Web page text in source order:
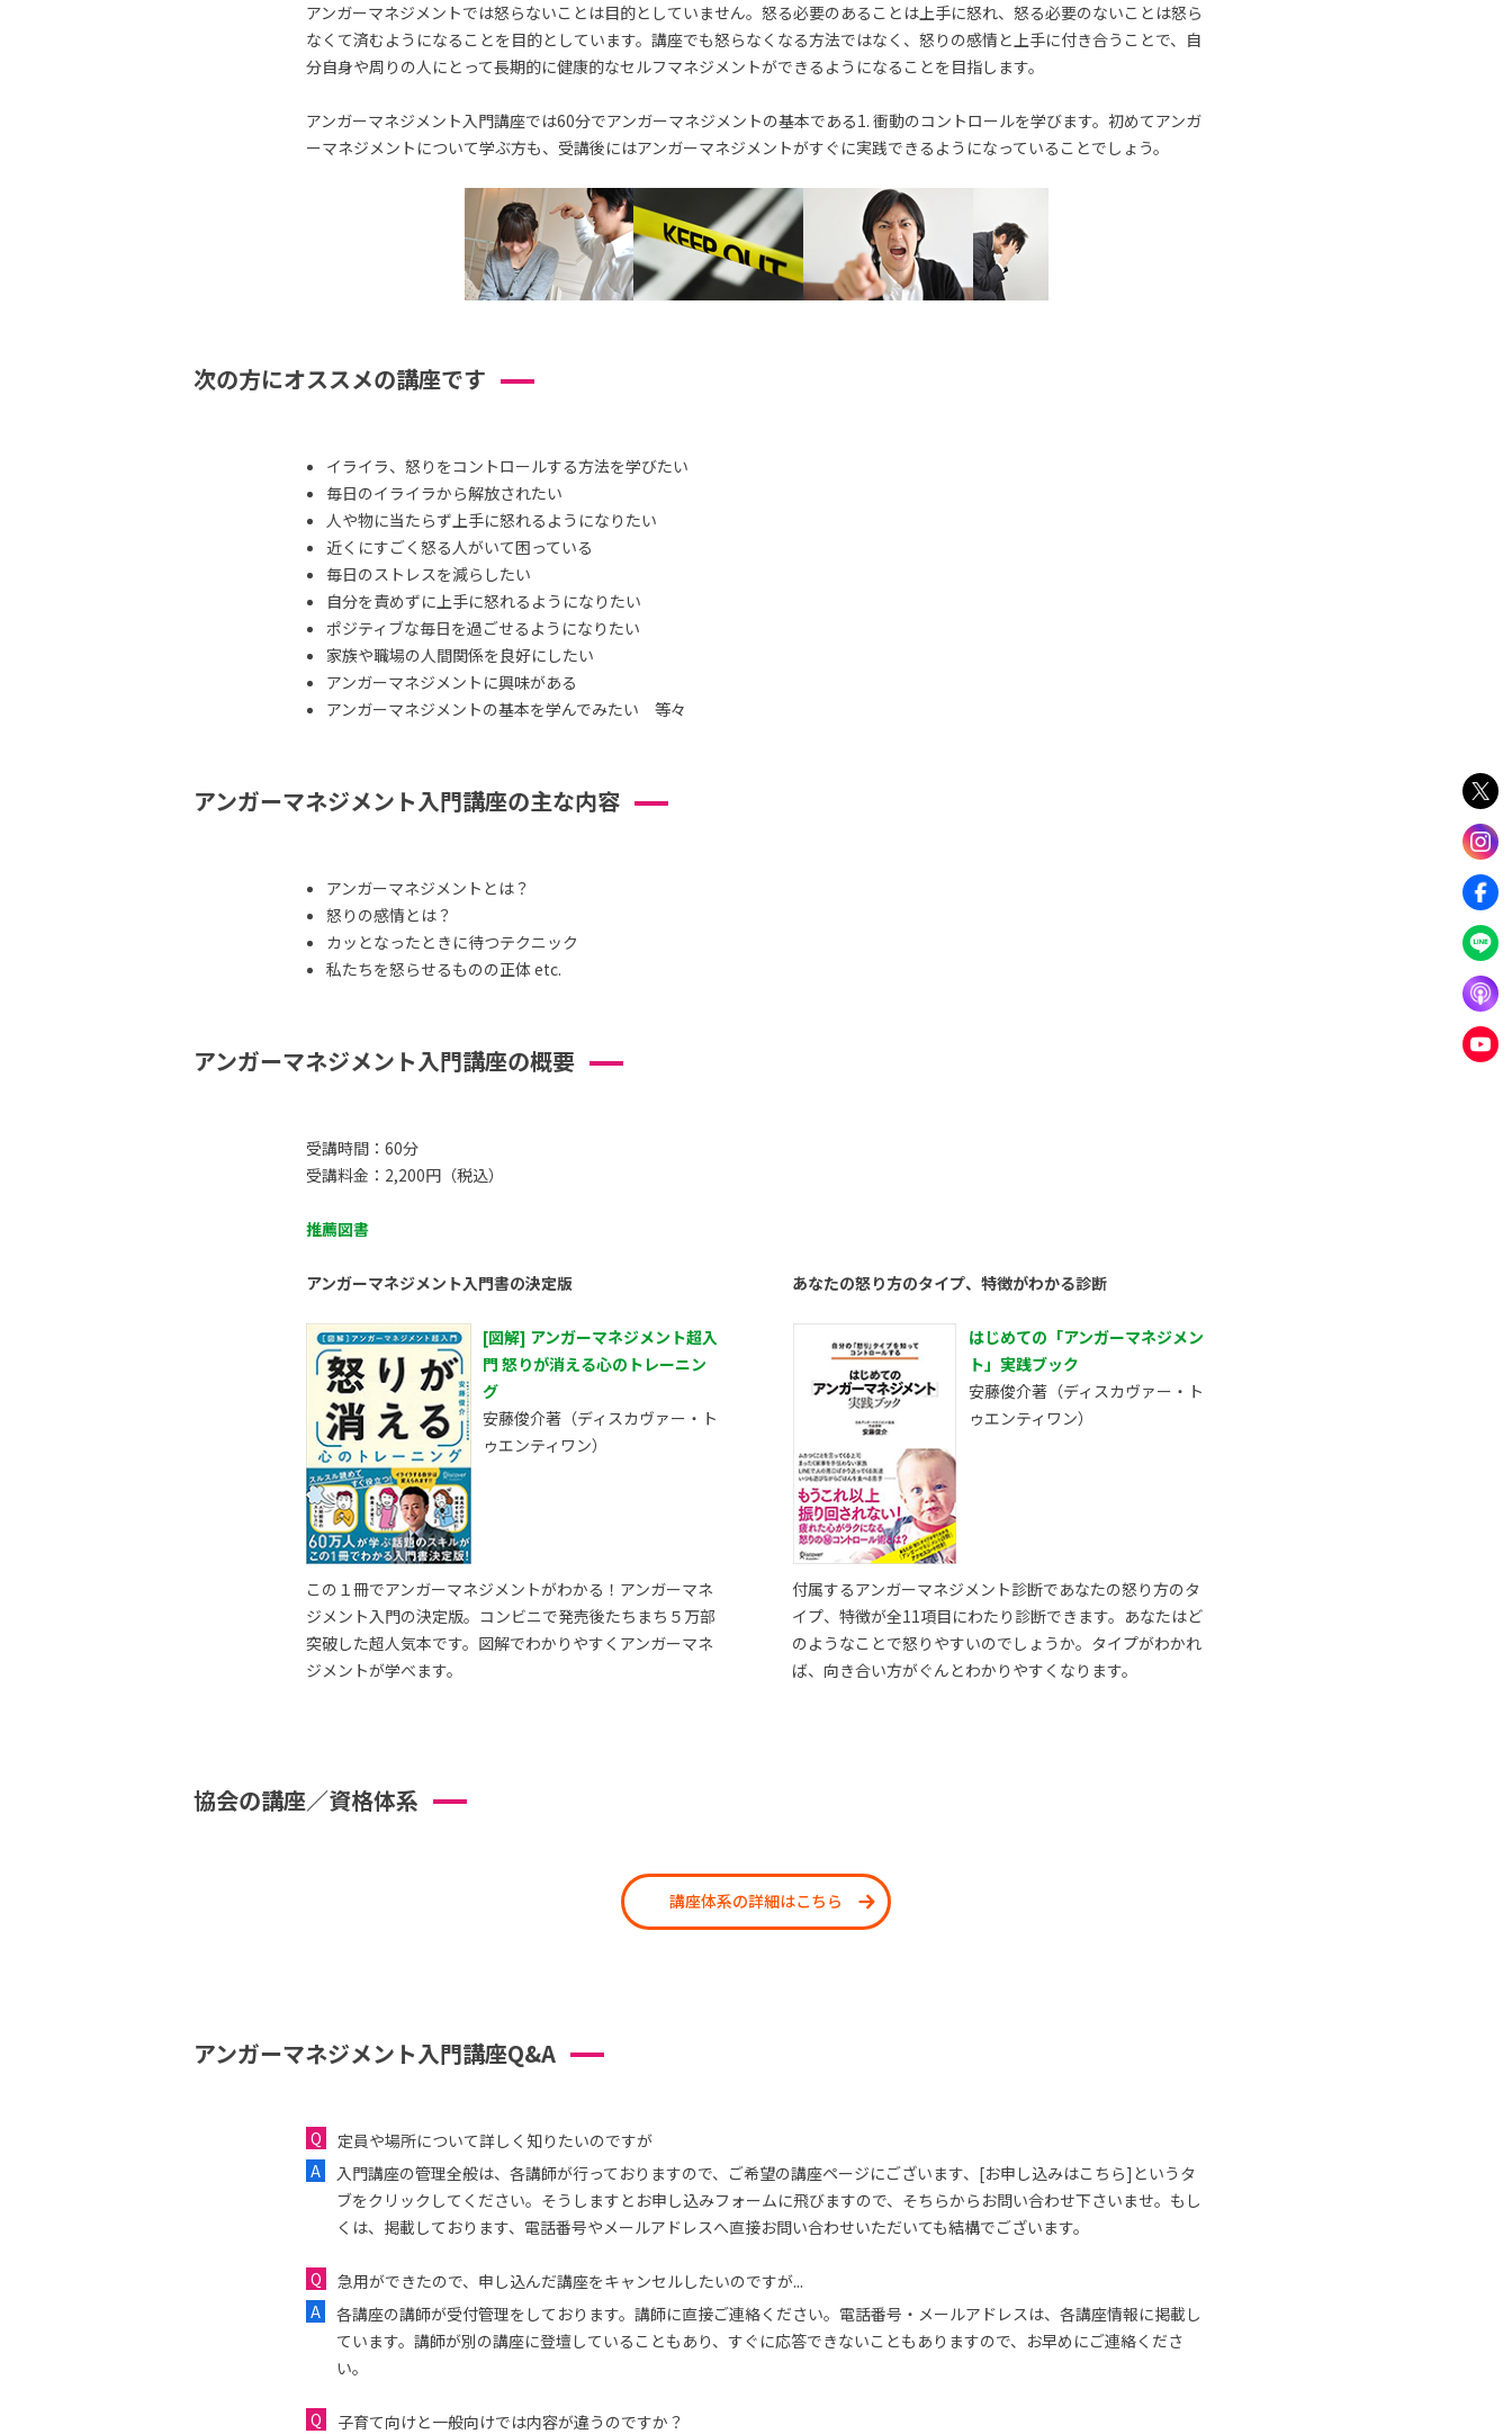
アンガーマネジメントでは怒らないことは目的としていません。怒る必要のあることは上手に怒れ、怒る必要のないことは怒ら
なくて済むようになることを目的としています。講座でも怒らなくなる方法ではなく、怒りの感情と上手に付き合うことで、自
分自身や周りの人にとって長期的に健康的なセルフマネジメントができるようになることを目指します。
アンガーマネジメント入門講座では60分でアンガーマネジメントの基本である1. 衝動のコントロールを学びます。初めてアンガ
ーマネジメントについて学ぶ方も、受講後にはアンガーマネジメントがすぐに実践できるようになっていることでしょう。
次の方にオススメの講座です
イライラ、怒りをコントロールする方法を学びたい
毎日のイライラから解放されたい
人や物に当たらず上手に怒れるようになりたい
近くにすごく怒る人がいて困っている
毎日のストレスを減らしたい
自分を責めずに上手に怒れるようになりたい
ポジティブな毎日を過ごせるようになりたい
家族や職場の人間関係を良好にしたい
アンガーマネジメントに興味がある
アンガーマネジメントの基本を学んでみたい 等々
アンガーマネジメント入門講座の主な内容
アンガーマネジメントとは？
怒りの感情とは？
カッとなったときに待つテクニック
私たちを怒らせるものの正体 etc.
アンガーマネジメント入門講座の概要
受講時間：60分
受講料金：2,200円（税込）
推薦図書
アンガーマネジメント入門書の決定版
[図解] アンガーマネジメント超入
門 怒りが消える心のトレーニン
グ
安藤俊介著（ディスカヴァー・ト
ゥエンティワン）
この１冊でアンガーマネジメントがわかる！アンガーマネ
ジメント入門の決定版。コンビニで発売後たちまち５万部
突破した超人気本です。図解でわかりやすくアンガーマネ
ジメントが学べます。
あなたの怒り方のタイプ、特徴がわかる診断
はじめての「アンガーマネジメン
ト」実践ブック
安藤俊介著（ディスカヴァー・ト
ゥエンティワン）
付属するアンガーマネジメント診断であなたの怒り方のタ
イプ、特徴が全11項目にわたり診断できます。あなたはど
のようなことで怒りやすいのでしょうか。タイプがわかれ
ば、向き合い方がぐんとわかりやすくなります。
協会の講座／資格体系
講座体系の詳細はこちら
アンガーマネジメント入門講座Q&A
定員や場所について詳しく知りたいのですが
入門講座の管理全般は、各講師が行っておりますので、ご希望の講座ページにございます、[お申し込みはこちら]というタ
ブをクリックしてください。そうしますとお申し込みフォームに飛びますので、そちらからお問い合わせ下さいませ。もし
くは、掲載しております、電話番号やメールアドレスへ直接お問い合わせいただいても結構でございます。
急用ができたので、申し込んだ講座をキャンセルしたいのですが...
各講座の講師が受付管理をしております。講師に直接ご連絡ください。電話番号・メールアドレスは、各講座情報に掲載し
ています。講師が別の講座に登壇していることもあり、すぐに応答できないこともありますので、お早めにご連絡くださ
い。
子育て向けと一般向けでは内容が違うのですか？